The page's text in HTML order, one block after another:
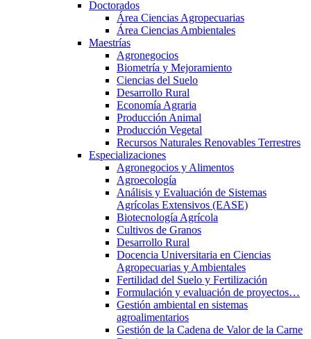
Doctorados
Área Ciencias Agropecuarias
Área Ciencias Ambientales
Maestrías
Agronegocios
Biometría y Mejoramiento
Ciencias del Suelo
Desarrollo Rural
Economía Agraria
Producción Animal
Producción Vegetal
Recursos Naturales Renovables Terrestres
Especializaciones
Agronegocios y Alimentos
Agroecología
Análisis y Evaluación de Sistemas
Agrícolas Extensivos (EASE)
Biotecnología Agrícola
Cultivos de Granos
Desarrollo Rural
Docencia Universitaria en Ciencias
Agropecuarias y Ambientales
Fertilidad del Suelo y Fertilización
Formulación y evaluación de proyectos…
Gestión ambiental en sistemas
agroalimentarios
Gestión de la Cadena de Valor de la Carne